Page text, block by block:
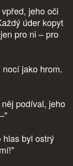
jeho oči
úder kopyt
pro ni – pro
jako hrom.
podíval, jeho
hlas byl ostrý